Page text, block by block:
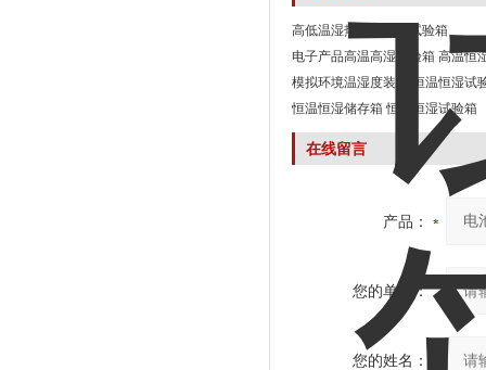
高低温湿热恒温恒湿试验箱
电子产品高温高湿试验箱 高温恒
模拟环境温湿度装置 恒温恒湿试
恒温恒湿储存箱 恒温恒湿试验箱
在线留言
产品：
您的单位：
您的姓名：